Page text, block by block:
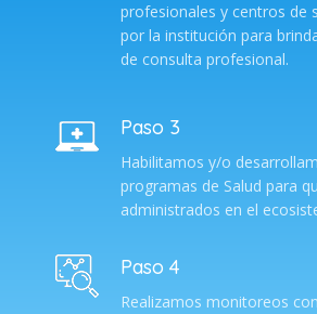
profesionales y centros de
por la institución para
de consulta profesional.
Paso 3
Habilitamos y/o
programas de Salud para
administrados en el
Paso 4
Realizamos monitoreos